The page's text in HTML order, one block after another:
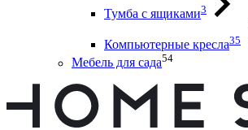
Тумба с ящиками3
Компьютерные кресла35
Мебель для сада54